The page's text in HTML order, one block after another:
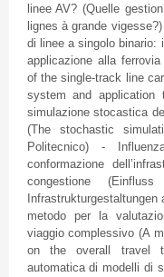
lineeAV? (Quelle gestion
lignes à grande vigesse
di lineeasingolo binario:
applicazione alla ferrovia
of the single-track line
system and application
simulazione stocasticadel
(The stochastic
Politecnico) -
conformazione
congestione(Einfluss
Infrastrukturgestaltungen
metodoper la
viaggio complessivo (A
on the overall
automatica di modelli di